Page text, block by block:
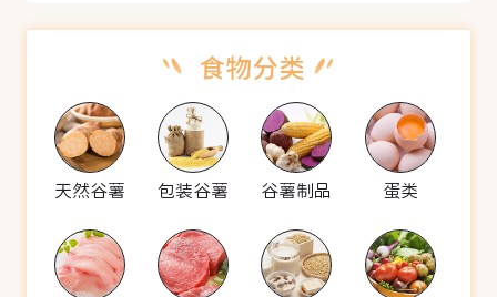
天然谷薯 包装谷薯 谷薯制品 蛋类